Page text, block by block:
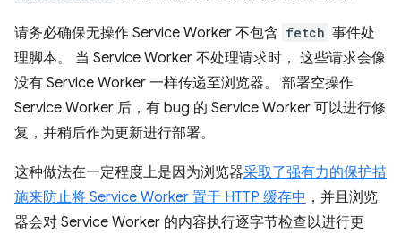
请务必确保无操作 Service Worker 不包含 fetch 事件处
理脚本。
当 Service Worker 不处理请求时， 这些请求会像
没有 Service Worker 一样传递至浏览器。 部署空操作
Service Worker 后，有 bug 的 Service Worker 可以进行修
复，并稍后作为更新进行部署。
这种做法在一定程度上是因为浏览器采取了强有力的保护措
施来防止将 Service Worker 置于 HTTP 缓存中 ，并且浏览
器会对 Service Worker 的内容执行逐字节检查以进行更